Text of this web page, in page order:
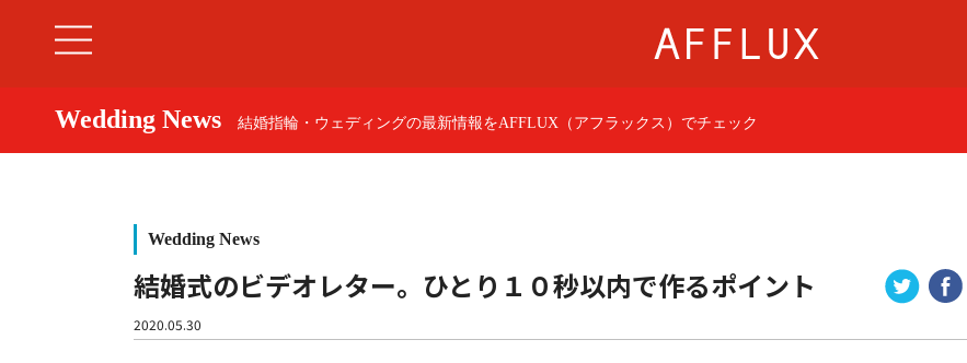
商品カテゴリ
パーフェクトセットリング
AFFLUXについて
ゆびわ言葉®
クオリティ
Wedding News 結婚指輪・ウェディングの最新情報をAFFLUX（アフラックス）でチェック
Wedding News
結婚式のビデオレター。ひとり１０秒以内で作るポイント
2020.05.30